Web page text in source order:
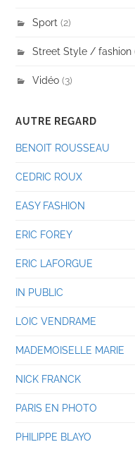
Sport (2)
Street Style / fashion
Vidéo (3)
AUTRE REGARD
BENOIT ROUSSEAU
CEDRIC ROUX
EASY FASHION
ERIC FOREY
ERIC LAFORGUE
IN PUBLIC
LOIC VENDRAME
MADEMOISELLE MARIE
NICK FRANCK
PARIS EN PHOTO
PHILIPPE BLAYO